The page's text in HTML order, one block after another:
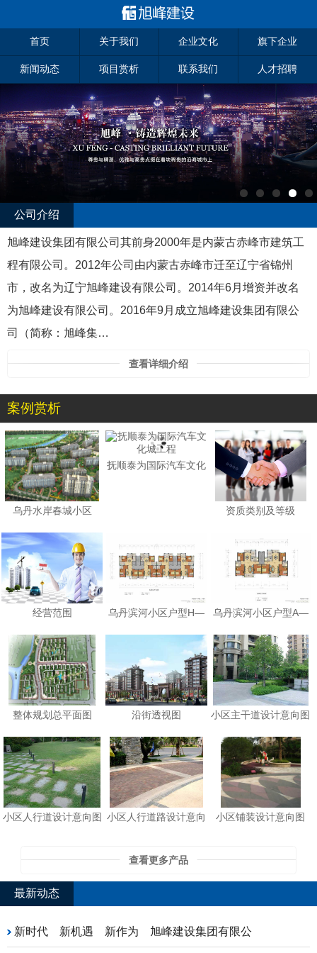
首页 关于我们 企业文化 旗下企业
新闻动态 项目赏析 联系我们 人才招聘
公司介绍
旭峰建设集团有限公司其前身2000年是内蒙古赤峰市建筑工
程有限公司。2012年公司由内蒙古赤峰市迁至辽宁省锦州
市，改名为辽宁旭峰建设有限公司。2014年6月增资并改名
为旭峰建设有限公司。2016年9月成立旭峰建设集团有限公
司（简称：旭峰集…
查看详细介绍
案例赏析
乌丹水岸春城小区
抚顺泰为国际汽车文化
资质类别及等级
经营范围 乌丹滨河小区户型H— 乌丹滨河小区户型A—
整体规划总平面图 沿街透视图 小区主干道设计意向图
小区人行道设计意向图 小区人行道路设计意向 小区铺装设计意向图
查看更多产品
最新动态
新时代 新机遇 新作为 旭峰建设集团有限公